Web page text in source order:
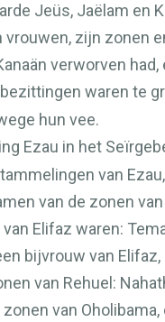
Jeüs, Jaëlam en
vrouwen, zijn zonen
verworven had,
bezittingen waren te
hun vee.
Ezau in het
van
van de zonen
Elifaz waren:
bijvrouw van Elifaz,
van Rehuel:
van